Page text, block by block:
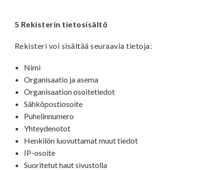
5 Rekisterin tietosisältö
Rekisteri voi sisältää seuraavia tietoja:
Nimi
Organisaatio ja asema
Organisaation osoitetiedot
Sähköpostiosoite
Puhelinnumero
Yhteydenotot
Henkilön luovuttamat muut tiedot
IP-osoite
Suoritetut haut sivustolla